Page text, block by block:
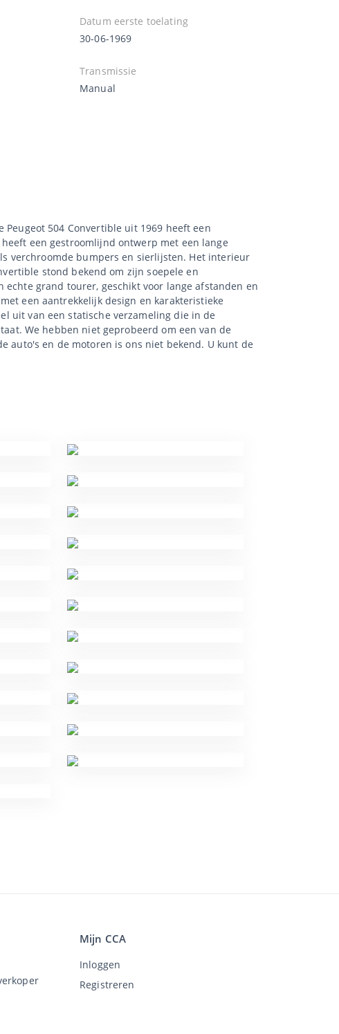
Datum eerste toelating
30-06-1969
Transmissie
Manual
504 Convertible uit 1969 heeft een
een gestroomlijnd ontwerp met een lange
verchroomde bumpers en sierlijsten. Het interieur
stond bekend om zijn soepele en
grand tourer, geschikt voor lange afstanden en
een aantrekkelijk design en karakteristieke
uit van een statische verzameling die in de
We hebben niet geprobeerd om een van de
auto's en de motoren is ons niet bekend. U kunt de
Mijn CCA
Inloggen
Registreren